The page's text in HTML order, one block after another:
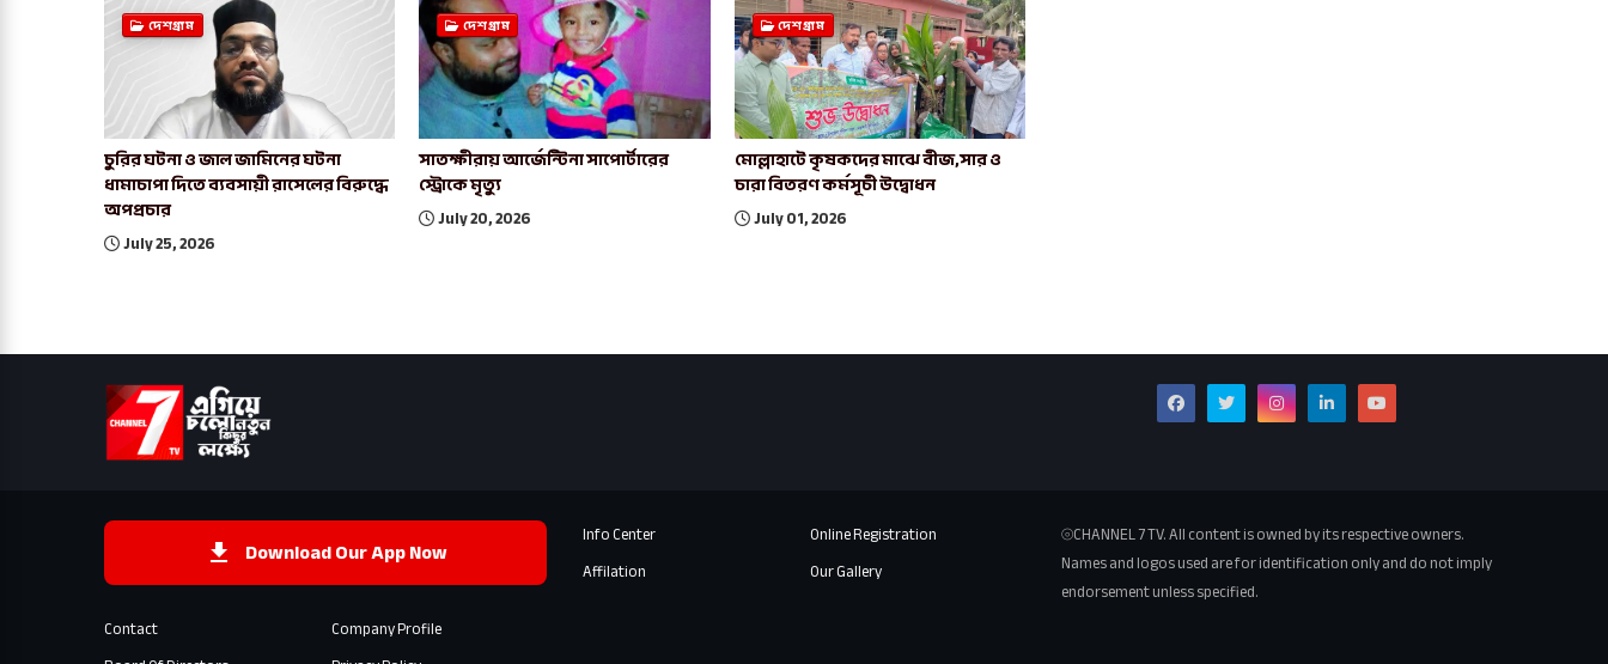
দেশগ্রাম
চুরির ঘটনা ও জাল জামিনের ঘটনা
ধামাচাপা দিতে ব্যবসায়ী রাসেলের বিরুদ্ধে
অপপ্রচার
July 25, 2026
দেশগ্রাম
সাতক্ষীরায় আর্জেন্টিনা সাপোর্টারের
স্ট্রোকে মৃত্যু
July 20, 2026
দেশগ্রাম
মোল্লাহাটে কৃষকদের মাঝে বীজ,সার ও
চারা বিতরণ কর্মসূচী উদ্বোধন
July 01, 2026
Download Our App Now
Contact
Company Profile
Info Center
Online Registration
Affilation
Our Gallery
⦾CHANNEL 7 TV. All content is owned by its respective owners.
Names and logos used are for identification only and do not imply
endorsement unless specified.